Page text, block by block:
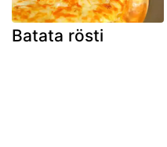
Batata rösti